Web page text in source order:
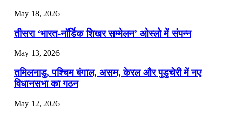
July 19, 2026
📝 डेली करेंट अफेयर्स: 16-18 जुलाई 2026
July 16, 2026
📝 डेली करेंट अफेयर्स: 13-15 जुलाई 2026
May 18, 2026
तीसरा ‘भारत-नॉर्डिक शिखर सम्मेलन’ ओस्लो में संपन्न
May 13, 2026
तमिलनाडु, पश्चिम बंगाल, असम, केरल और पुडुचेरी में नए
विधानसभा का गठन
May 12, 2026